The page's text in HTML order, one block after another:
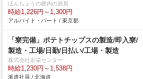
ほんちょうの郷内の厨房
時給1,226円～1,300円
アルバイト・パート / 東京都
「寮完備」ポテトチップスの製造/即入寮/
製造・工場/日勤/日払い/工場・製造
株式会社京栄センター
時給1,230円～1,538円
派遣社員 / 北海道